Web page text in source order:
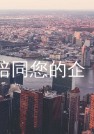
同您的企